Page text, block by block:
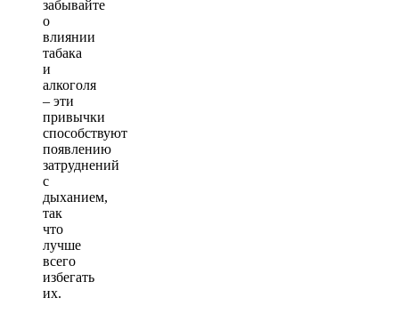
забывайте
о
влиянии
табака
и
алкоголя
– эти
привычки
способствуют
появлению
затруднений
с
дыханием,
так
что
лучше
всего
избегать
их.